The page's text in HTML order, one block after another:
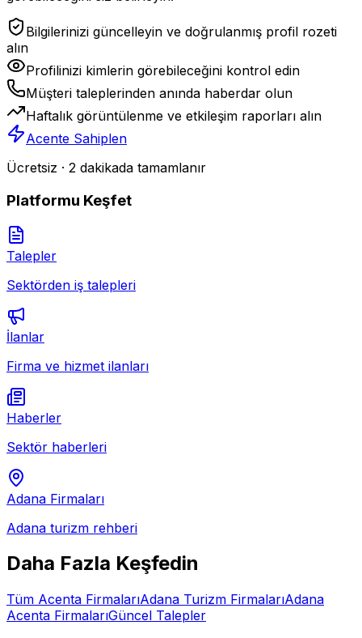
Bilgilerinizi güncelleyin ve doğrulanmış profil rozeti
alın
Profilinizi kimlerin görebileceğini kontrol edin
Müşteri taleplerinden anında haberdar olun
Haftalık görüntülenme ve etkileşim raporları alın
Acente Sahiplen
Ücretsiz · 2 dakikada tamamlanır
Platformu Keşfet
Talepler
Sektörden iş talepleri
İlanlar
Firma ve hizmet ilanları
Haberler
Sektör haberleri
Adana Firmaları
Adana turizm rehberi
Daha Fazla Keşfedin
Tüm Acenta FirmalarıAdana Turizm FirmalarıAdana
Acenta FirmalarıGüncel Talepler